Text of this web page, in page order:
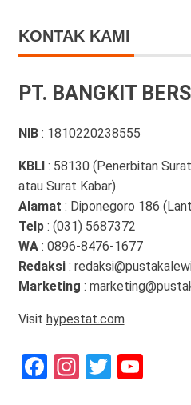
KONTAK KAMI
PT. BANGKIT
NIB : 1810220238555
KBLI : 58130 (Penerbitan
atau Surat Kabar)
Alamat : Diponegoro 186
Telp: (031) 5687372
WA: 0896-8476-1677
Redaksi:
Marketing :
Visit hypestat.com
Facebook
Instagram
Twitter